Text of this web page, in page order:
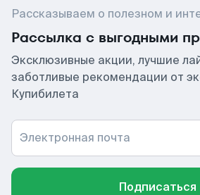
Рассказываем о полезном и
Рассылка с выгодными
Эксклюзивные акции, лучшие
заботливые рекомендации от
Купибилета
Электронная почта
Подписаться